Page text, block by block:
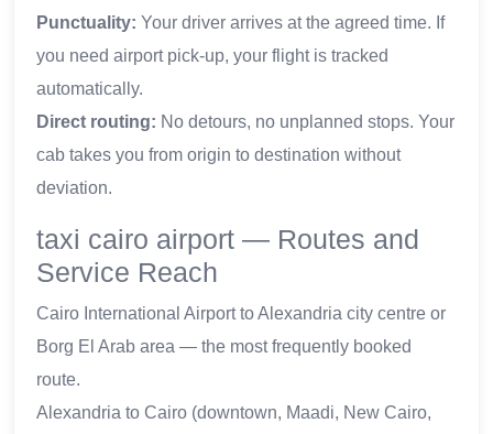
Punctuality: Your driver arrives at the agreed time. If
you need airport pick-up, your flight is tracked
automatically.
Direct routing: No detours, no unplanned stops. Your
cab takes you from origin to destination without
deviation.
taxi cairo airport — Routes and
Service Reach
Cairo International Airport to Alexandria city centre or
Borg El Arab area — the most frequently booked
route.
Alexandria to Cairo (downtown, Maadi, New Cairo,